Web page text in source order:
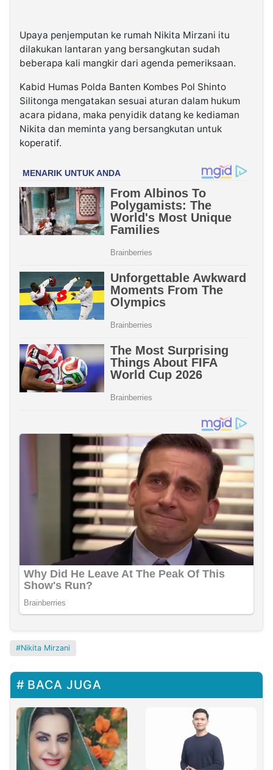
Upaya penjemputan ke rumah Nikita Mirzani itu
dilakukan lantaran yang bersangkutan sudah
beberapa kali mangkir dari agenda pemeriksaan.
Kabid Humas Polda Banten Kombes Pol Shinto
Silitonga mengatakan sesuai aturan dalam hukum
acara pidana, maka penyidik datang ke kediaman
Nikita dan meminta yang bersangkutan untuk
koperatif.
Nikita Mirzani
BACA JUGA